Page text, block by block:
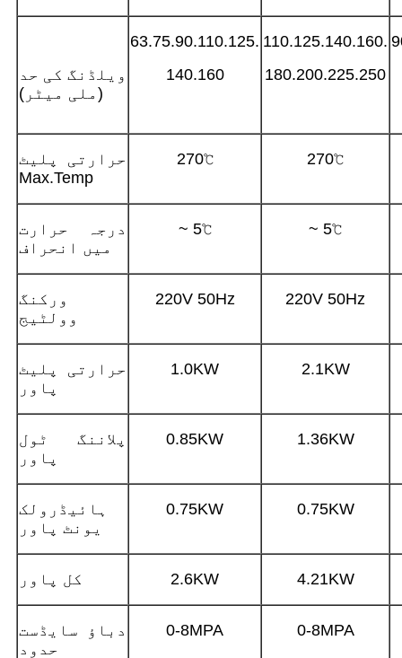
ویلڈنگ کی حد
(ملی میٹر)
63.75.90.110.125.
140.160
110.125.140.160.
180.200.225.250
حرارتی پلیٹ
Max.Temp
270℃ 270℃
درجہ حرارت
میں انحراف
~ 5℃ ~ 5℃
ورکنگ
وولٹیج
220V 50Hz 220V 50Hz
حرارتی پلیٹ
پاور
1.0KW 2.1KW
پلاننگ ٹول
پاور
0.85KW 1.36KW
ہائیڈرولک
یونٹ پاور
0.75KW 0.75KW
کل پاور 2.6KW 4.21KW
دباؤ سایڈست
حدود
0-8MPA 0-8MPA